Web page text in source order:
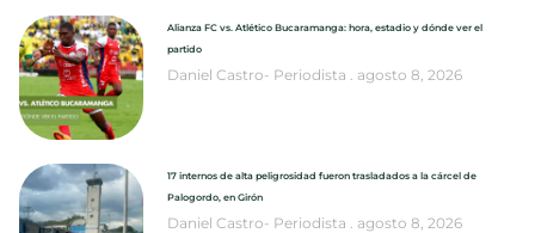
Alianza FC vs. Atlético Bucaramanga: hora, estadio y dónde ver el
partido
Daniel Castro- Periodista agosto 8, 2026
17 internos de alta peligrosidad fueron trasladados a la cárcel de
Palogordo, en Girón
Daniel Castro- Periodista agosto 8, 2026